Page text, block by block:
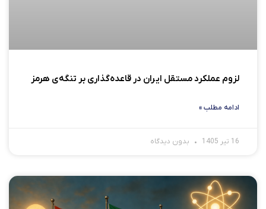
لزوم عملکرد مستقل ایران در قاعده‌گذاری بر تنگه‌ی هرمز
ادامه مطلب »
16 تیر 1405 بدون دیدگاه